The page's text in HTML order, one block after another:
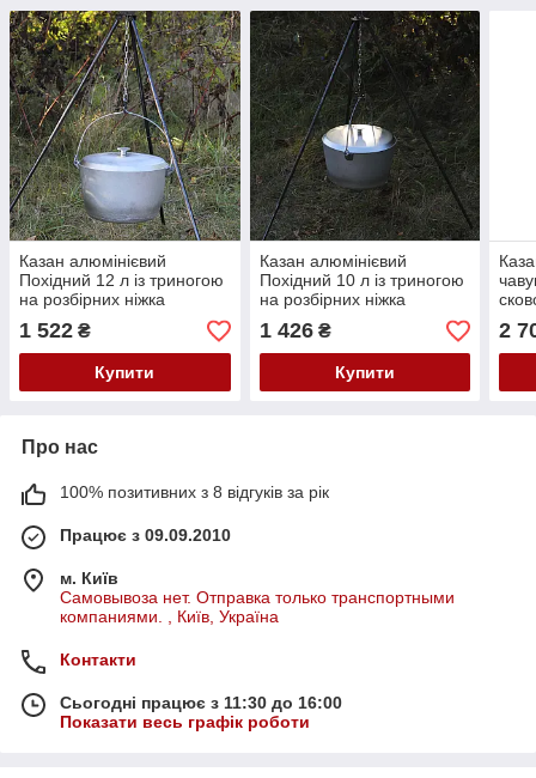
Казан алюмінієвий
Похідний 12 л із триногою
на розбірних ніжка
1 522 ₴
Купити
Казан алюмінієвий
Похідний 10 л із триногою
на розбірних ніжка
1 426₴
Купити
2
Про нас
100% позитивних з 8 відгуків за рік
Працює з 09.09.2010
м. Київ
Самовывоза нет. Отправка только транспортными
компаниями. , Київ, Україна
Контакти
Сьогодні працює з 11:30 до 16:00
Показати весь графік роботи